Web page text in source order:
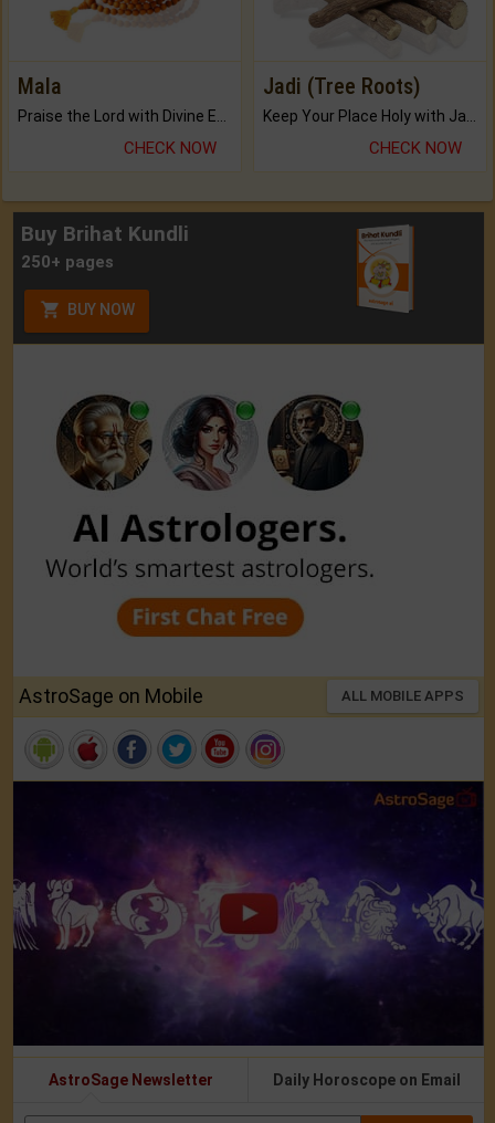
Mala
CHECK NOW
Jadi (Tree Roots)
CHECK NOW
Buy Brihat Kundli
250+ pages
BUY NOW
AstroSage on Mobile ALL MOBILE APPS
AstroSage Newsletter Daily Horoscope on Email